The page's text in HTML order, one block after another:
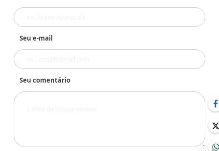
Seu e-mail
Seu comentário